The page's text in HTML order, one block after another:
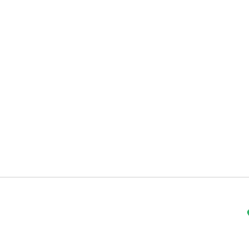
soient bien adaptés. Ils traitent